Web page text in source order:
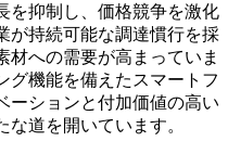
を抑制し、価格競争を激化
が持続可能な調達慣行を採
材への需要が高まっていま
グ機能を備えたスマートフ
ーションと付加価値の高い
道を開いています。